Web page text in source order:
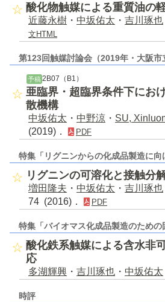
酸化物触媒による重質油の
近藤永樹 ・ 中坂佑太 ・ 吉川琢也
文HTML
第123回触媒討論会（2019年・大阪市
予稿 2B07（B1）
亜臨界・超臨界条件下にお
散機構
中坂佑太 ・ 中野涼 ・ SU,
(2019)．
PDF
特集「リグニンからの化成品製造に向
リグニンの可溶化と接触分
増田隆夫 ・ 中坂佑太 ・ 吉川琢也
74 (2016)．
PDF
特集「バイオマス化成品製造のための
酸化鉄系触媒による含水非
応
多湖輝興 ・ 吉川琢也 ・ 中坂佑太
時評